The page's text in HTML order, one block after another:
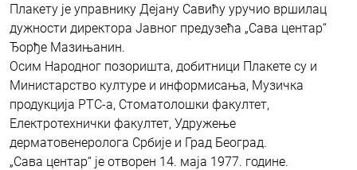
Плакету је управнику Дејану Савићу уручио вршилац
дужности директора Јавног предузећа „Сава центар“
Ђорђе Мазињанин.
Осим Народног позоришта, добитници Плакете су и
Министарство културе и информисања, Музичка
продукција РТС-а, Стоматолошки факултет,
Електротехнички факултет, Удружење
дерматовенеролога Србије и Град Београд.
„Сава центар“ је отворен 14. маја 1977. године.